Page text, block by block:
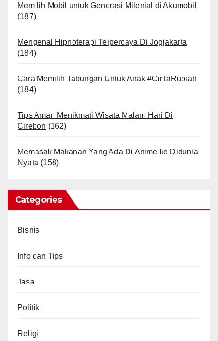
Memilih Mobil untuk Generasi Milenial di Akumobil
(187)
Mengenal Hipnoterapi Terpercaya Di Jogjakarta
(184)
Cara Memilih Tabungan Untuk Anak #CintaRupiah
(184)
Tips Aman Menikmati Wisata Malam Hari Di
Cirebon (162)
Memasak Makanan Yang Ada Di Anime ke Didunia
Nyata (158)
Categories
Bisnis
Info dan Tips
Jasa
Politik
Religi